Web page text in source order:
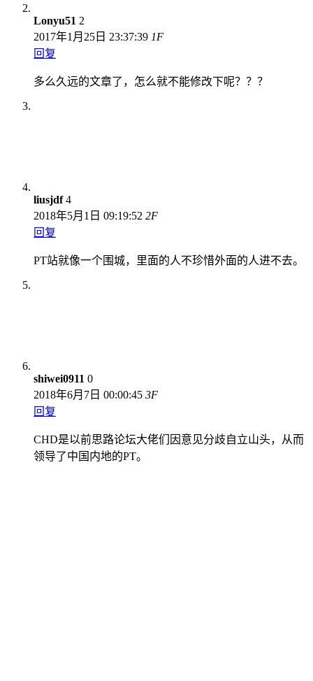
Lonyu51 2
2017年1月25日 23:37:39 1F
回复
多么久远的文章了，怎么就不能修改下呢？？？
liusjdf 4
2018年5月1日 09:19:52 2F
回复
PT站就像一个围城，里面的人不珍惜外面的人进不去。
shiwei0911 0
2018年6月7日 00:00:45 3F
回复
CHD是以前思路论坛大佬们因意见分歧自立山头，从而
领导了中国内地的PT。